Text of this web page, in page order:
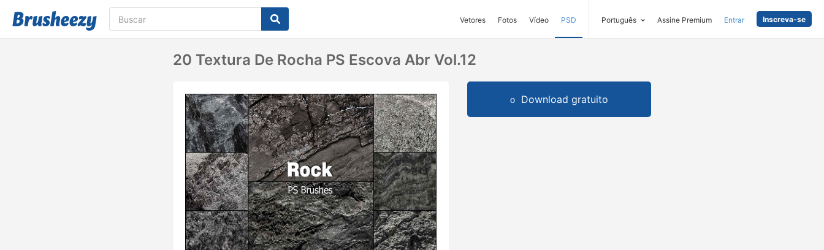
Vetores Fotos Vídeo PSD Português Assine Premium Entrar Inscreva-se
20 Textura De Rocha PS Escova Abr Vol.12
Download gratuito